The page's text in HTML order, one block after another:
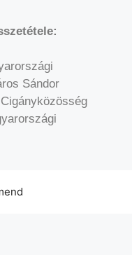
Sándor